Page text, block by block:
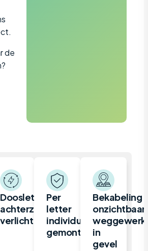
de
Doosletter,
achterzijde
verlicht
Per
letter
individueel
gemonteerd
Bekabeling
onzichtbaar
in
gevel